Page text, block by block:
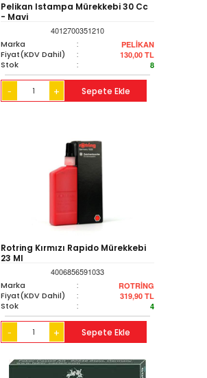
Pelikan Istampa Mürekkebi 30 Cc
- Mavi
4012700351210
Marka
: PELİKAN
Fiyat(KDV Dahil) : 130,00 TL
Stok : 8
- + Sepete Ekle
Rotring Kırmızı Rapido Mürekkebi
23 Ml
4006856591033
Marka
: ROTRİNG
Fiyat(KDV Dahil) : 319,90 TL
Stok : 4
- + Sepete Ekle